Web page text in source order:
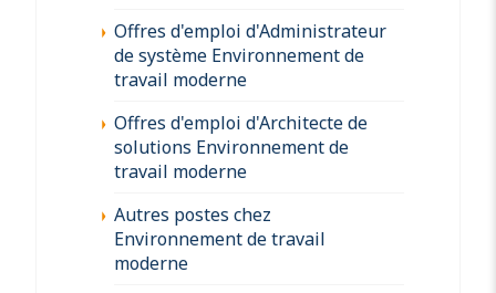
Offres d'emploi d'Administrateur
de système Environnement de
travail moderne
Offres d'emploi d'Architecte de
solutions Environnement de
travail moderne
Autres postes chez
Environnement de travail
moderne